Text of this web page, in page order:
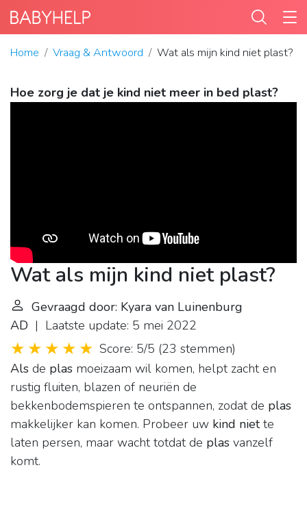
Home Vraag & Antwoord Wat als mijn kind niet plast?
Hoe zorg je dat je kind niet meer in bed plast?
Wat als mijn kind niet plast?
Gevraagd door: Kyara van Luinenburg
AD | Laatste update: 5 mei 2022
Score: 5/5 (23 stemmen)
Als de plas moeizaam wil komen, helpt zacht en
rustig fluiten, blazen of neuriën de
bekkenbodemspieren te ontspannen, zodat de plas
makkelijker kan komen. Probeer uw kind niette
laten persen, maar wacht totdat de plas vanzelf
komt.